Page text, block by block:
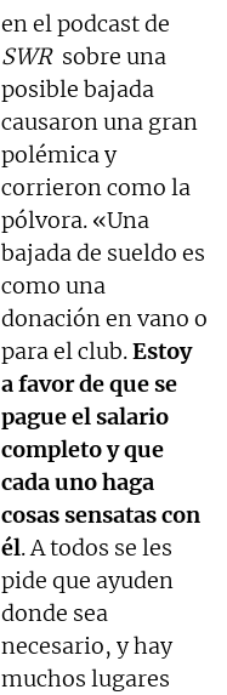
en el podcast de
SWR sobre una
posible bajada
causaron una gran
polémica y
corrieron como la
pólvora. «Una
bajada de sueldo es
como una
donación en vano o
para el club.Estoy
a favor de que se
pague el salario
completo y que
cada uno haga
cosas sensatas con
él. A todos se les
pide que ayuden
donde sea
necesario, y hay
muchos lugares